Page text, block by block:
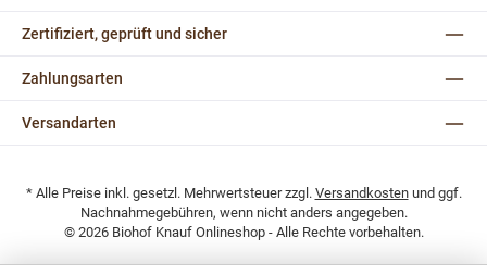
Zertifiziert, geprüft und sicher
Zahlungsarten
Versandarten
* Alle Preise inkl. gesetzl. Mehrwertsteuer zzgl. Versandkostenund ggf.
Nachnahmegebühren, wenn nicht anders angegeben.
© 2026 Biohof Knauf Onlineshop - Alle Rechte vorbehalten.